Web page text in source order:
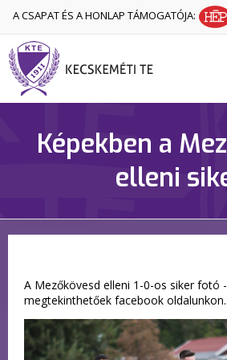
A CSAPAT ÉS A HONLAP TÁMOGATÓJA:
Képekben a
elleni
A Mezőkövesd elleni 1-0-os siker fotó
megtekinthetőek facebook oldalunkon.